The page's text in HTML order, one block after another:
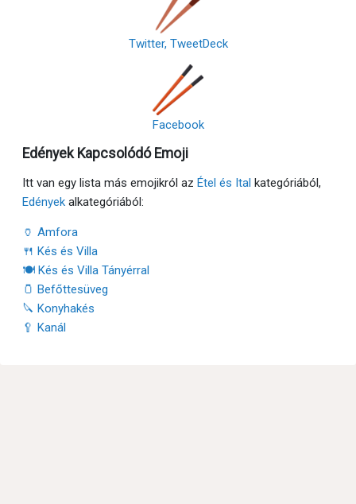
Twitter, TweetDeck
Facebook
Edények Kapcsolódó Emoji
Itt van egy lista más emojikról az Étel és Ital kategóriából,
Edények alkategóriából:
🏺 Amfora
🍴 Kés és Villa
🍽 Kés és Villa Tányérral
🫙 Befőttesüveg
🔪 Konyhakés
🥄 Kanál